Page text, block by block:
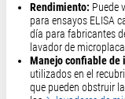
Rendimiento: Puede
para ensayos ELISA
día para fabricantes
lavador de
Manejo confiable de
utilizados en el
que pueden obstruir